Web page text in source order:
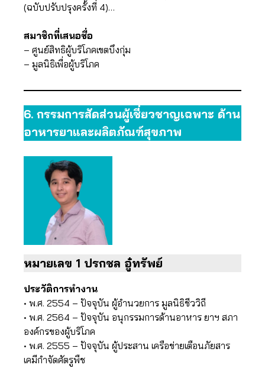
(ฉบับปรับปรุงครั้งที่ 4)…
สมาชิกที่เสนอชื่อ
– ศูนย์สิทธิผู้บริโภคเขตบึงกุ่ม
– มูลนิธิเพื่อผู้บริโภค
6. กรรมการสัดส่วนผู้เชี่ยวชาญเฉพาะ ด้าน
อาหารยาและผลิตภัณฑ์สุขภาพ
หมายเลข 1 ปรกชล อู๋ทรัพย์
ประวัติการทำงาน
• พ.ศ. 2554 – ปัจจุบัน ผู้อำนวยการ มูลนิธิชีววิถี
• พ.ศ. 2564 – ปัจจุบัน อนุกรรมการด้านอาหาร ยาฯ สภา
องค์กรของผู้บริโภค
• พ.ศ. 2555 – ปัจจุบัน ผู้ประสาน เครือข่ายเตือนภัยสาร
เคมีกำจัดศัตรูพืช